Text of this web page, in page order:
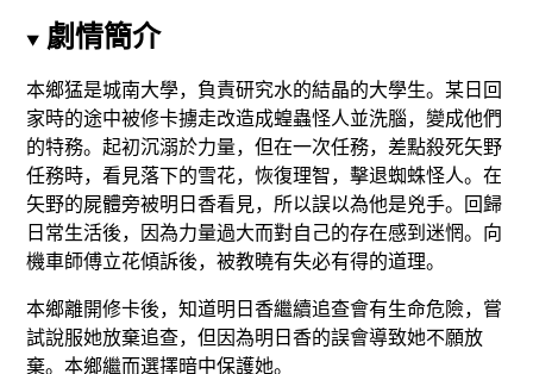
劇情簡介
本鄉猛是城南大學，負責研究水的結晶的大學生。某日回
家時的途中被修卡擄走改造成蝗蟲怪人並洗腦，變成他們
的特務。起初沉溺於力量，但在一次任務，差點殺死矢野
任務時，看見落下的雪花，恢復理智，擊退蜘蛛怪人。在
矢野的屍體旁被明日香看見，所以誤以為他是兇手。回歸
日常生活後，因為力量過大而對自己的存在感到迷惘。向
機車師傅立花傾訴後，被教曉有失必有得的道理。
本鄉離開修卡後，知道明日香繼續追查會有生命危險，嘗
試說服她放棄追查，但因為明日香的誤會導致她不願放
棄。本鄉繼而選擇暗中保護她。